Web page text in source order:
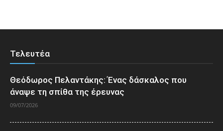
Τελευτέα
Θεόδωρος Πελαντάκης: Ένας δάσκαλος που
άναψε τη σπίθα της έρευνας
09/07/2026